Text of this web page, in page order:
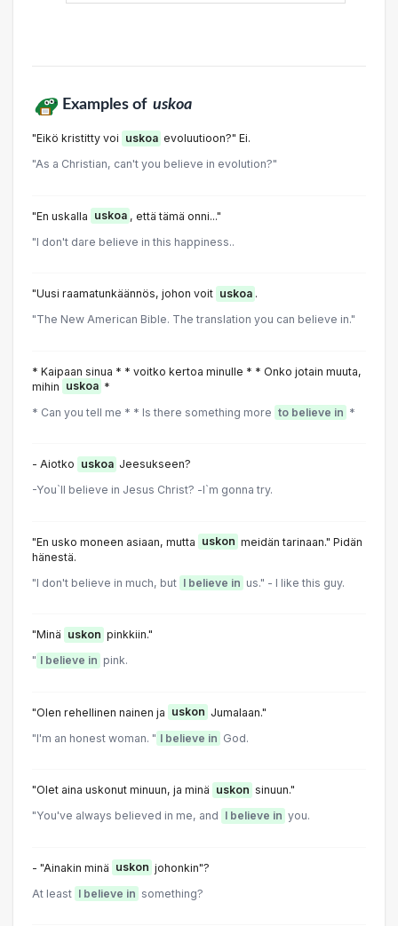
Examples of uskoa
"Eikö kristitty voi uskoa evoluutioon?" Ei.
"As a Christian, can't you believe in evolution?"
"En uskalla uskoa , että tämä onni..."
"I don't dare believe in this happiness..
"Uusi raamatunkäännös, johon voit uskoa .
"The New American Bible. The translation you can believe in."
* Kaipaan sinua * * voitko kertoa minulle * * Onko jotain muuta,
mihin uskoa *
* Can you tell me * * ls there something more to believe in *
- Aiotko uskoa Jeesukseen?
-You`ll believe in Jesus Christ? -l`m gonna try.
"En usko moneen asiaan, mutta uskon meidän tarinaan." Pidän
hänestä.
"I don't believe in much, but I believe in us." - I like this guy.
"Minä uskon pinkkiin."
" I believe in pink.
"Olen rehellinen nainen ja uskon Jumalaan."
"I'm an honest woman. " I believe in God.
"Olet aina uskonut minuun, ja minä uskon sinuun."
"You've always believed in me, and I believe in you.
- "Ainakin minä uskon johonkin"?
At least I believe in something?